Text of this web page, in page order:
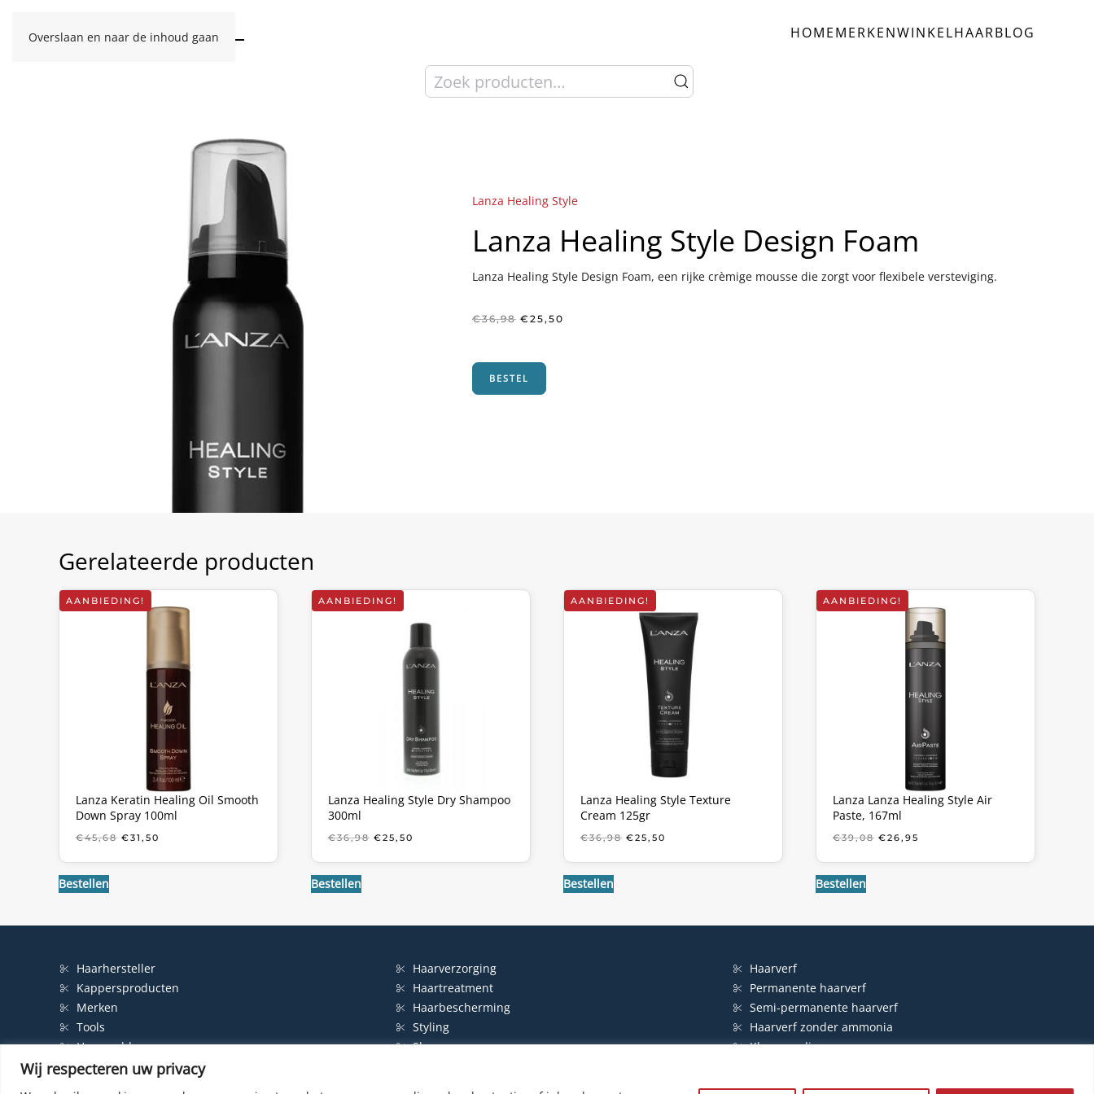
Wij respecteren uw privacy
Overslaan en naar de inhoud gaan HOMEMERKENWINKELHAARBLOG
Zoeken
naar:
Lanza Healing Style
Lanza Healing Style Design Foam
Lanza Healing Style Design Foam, een rijke crèmige mousse die zorgt voor flexibele versteviging.
€36,98 Oorspronkelijke
€ 25,50
BESTEL
Gerelateerde producten
AANBIEDING!
Lanza Keratin Healing Oil Smooth
Down Spray 100ml
€45,68 OORSPRONKELIJKE
WAS:
€31,50
IS:
Bestellen
AANBIEDING!
Lanza Healing Style Dry Shampoo
300ml
€36,98 OORSPRONKELIJKE
WAS:
€25,50
IS:
Bestellen
AANBIEDING!
Lanza Healing Style Texture
Cream 125gr
€36,98 OORSPRONKELIJKE
WAS:
€25,50
IS:
Bestellen
AANBIEDING!
Lanza Lanza Healing Style Air
Paste, 167ml
€39,08 OORSPRONKELIJKE
WAS:
€26,95
IS:
Bestellen
Haarhersteller
Kappersproducten
Merken
Tools
Haarproblemen
Haarverzorging
Haartreatment
Haarbescherming
Styling
Shampoo
Haarverf
Permanente haarverf
Semi-permanente haarverf
Haarverf zonder ammonia
Kleurspoeling